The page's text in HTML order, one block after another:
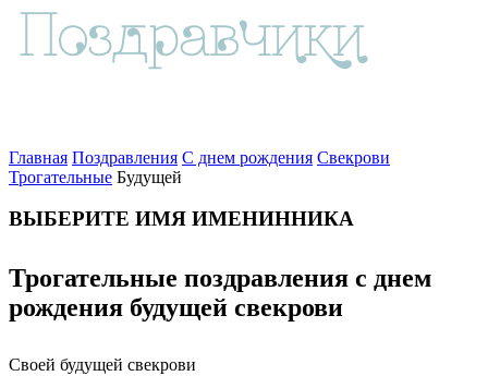
Главная Поздравления С днем рождения Свекрови
Трогательные Будущей
ВЫБЕРИТЕ ИМЯ ИМЕНИННИКА
Трогательные поздравления с днем
рождения будущей свекрови
Своей будущей свекрови